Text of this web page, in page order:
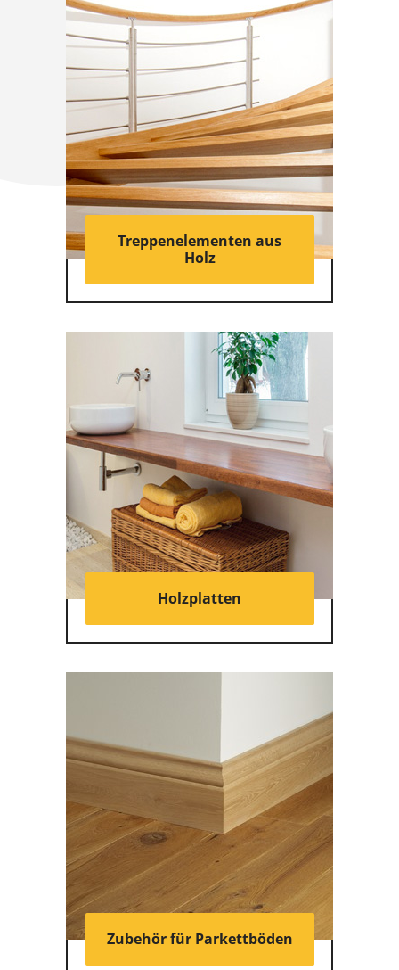
Treppenelementen aus
Holz
Holzplatten
Zubehör für Parkettböden